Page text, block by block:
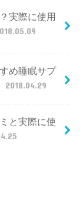
実際に使用
め睡眠サプ
2018.04.29
と実際に使